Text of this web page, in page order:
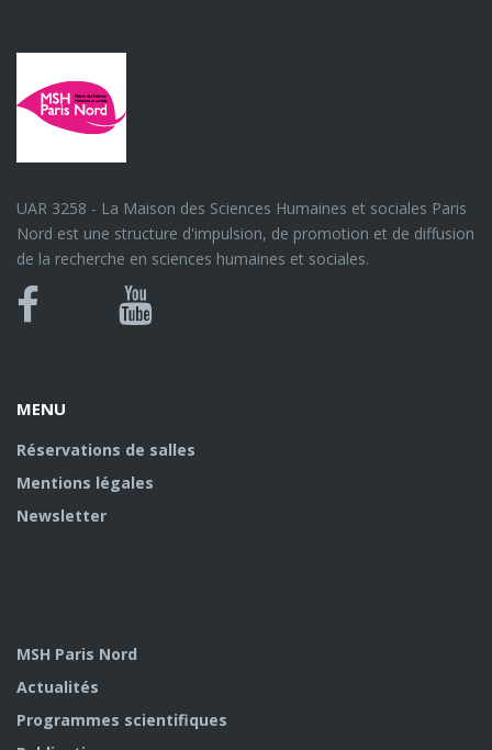
UAR 3258 - La Maison des Sciences Humaines et sociales Paris
Nord est une structure d'impulsion, de promotion et de diffusion
de la recherche en sciences humaines et sociales.
Bluesky
Canal
MENU
Réservations de salles
Mentions légales
Newsletter
MSH Paris Nord
Actualités
Programmes scientifiques